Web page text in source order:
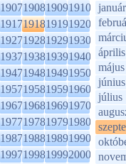
1907190819091910
1917191819191920
1927192819291930
1937193819391940
1947194819491950
1957195819591960
1967196819691970
1977197819791980
1987198819891990
1997199819992000
január
április
május
június
július